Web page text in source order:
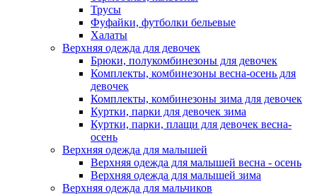
Трусы
Фуфайки, футболки бельевые
Халаты
Верхняя одежда для девочек
Брюки, полукомбинезоны для девочек
Комплекты, комбинезоны весна-осень для
девочек
Комплекты, комбинезоны зима для девочек
Куртки, парки для девочек зима
Куртки, парки, плащи для девочек весна-
осень
Верхняя одежда для малышей
Верхняя одежда для малышей весна - осень
Верхняя одежда для малышей зима
Верхняя одежда для мальчиков